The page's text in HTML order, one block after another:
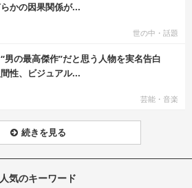
かの因果関係が...
世の中・話題
男の最高傑作”だと思う人物を実名告白
間性、ビジュアル...
芸能・音楽
続きを見る
人気のキーワード